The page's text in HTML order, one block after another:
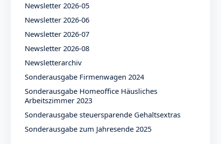
Newsletter 2026-05
Newsletter 2026-06
Newsletter 2026-07
Newsletter 2026-08
Newsletterarchiv
Sonderausgabe Firmenwagen 2024
Sonderausgabe Homeoffice Häusliches
Arbeitszimmer 2023
Sonderausgabe steuersparende Gehaltsextras
Sonderausgabe zum Jahresende 2025